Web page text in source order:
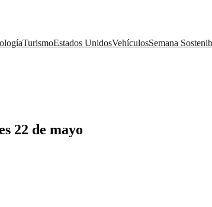
TurismoEstados UnidosVehículosSemana
22 de mayo